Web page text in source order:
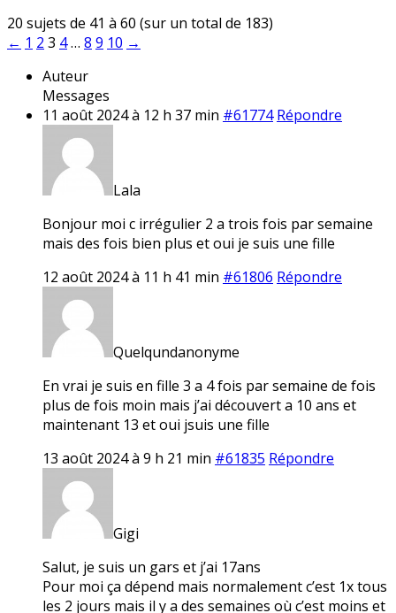
20 sujets de 41 à 60 (sur un total de 183)
← 1 2 3 4… 8 9 10 →
Auteur
Messages
11 août 2024 à 12 h 37 min #61774 Répondre
Lala
Bonjour moi c irrégulier 2 a trois fois par semaine
mais des fois bien plus et oui je suis une fille
12 août 2024 à 11 h 41 min #61806 Répondre
Quelqundanonyme
En vrai je suis en fille 3 a 4 fois par semaine de fois
plus de fois moin mais j’ai découvert a 10 ans et
maintenant 13 et oui jsuis une fille
13 août 2024 à 9 h 21 min #61835 Répondre
Gigi
Salut, je suis un gars et j’ai 17ans
Pour moi ça dépend mais normalement c’est 1x tous
les 2 jours mais il y a des semaines où c’est moins et